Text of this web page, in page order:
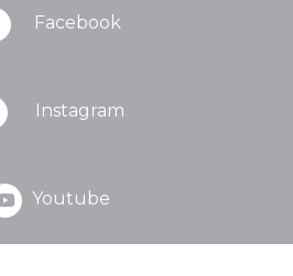
Facebook
Instagram
Youtube